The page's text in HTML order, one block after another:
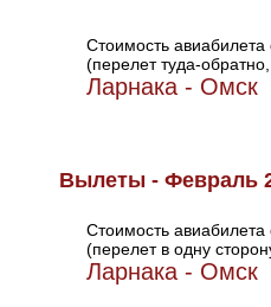
Стоимость
(перелет туда-
Ларнака - Омск
Вылеты - Февраль
Стоимость
(перелет в одну
Ларнака - Омск